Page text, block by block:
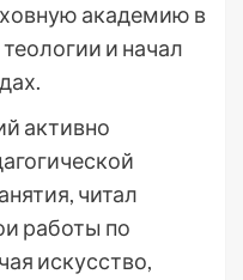
академию в
и начал
активно
читал
работы по
искусство,